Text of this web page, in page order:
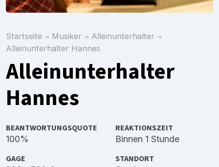
Startseite Musiker
Alleinunterhalter
Alleinunterhalter Hannes
Alleinunterhalter
Hannes
BEANTWORTUNGSQUOTE
100%
REAKTIONSZEIT
Binnen 1 Stunde
GAGE STANDORT